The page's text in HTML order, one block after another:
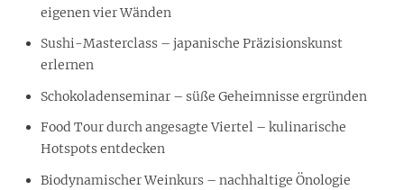
eigenen vier Wänden
Sushi-Masterclass – japanische Präzisionskunst
erlernen
Schokoladenseminar – süße Geheimnisse ergründen
Food Tour durch angesagte Viertel – kulinarische
Hotspots entdecken
Biodynamischer Weinkurs – nachhaltige Önologie